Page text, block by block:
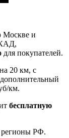
Москве и
для покупателей.
20 км, с
км.
бесплатную
регионы РФ.